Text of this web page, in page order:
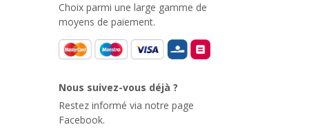
Choix parmi une large gamme de
moyens de paiement.
Nous suivez-vous déjà ?
Restez informé via notre page
Facebook.